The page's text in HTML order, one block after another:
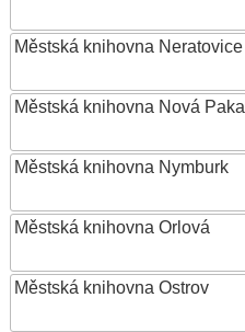
Městská knihovna Neratovice
Městská knihovna Nová Paka
Městská knihovna Nymburk
Městská knihovna Orlová
Městská knihovna Ostrov